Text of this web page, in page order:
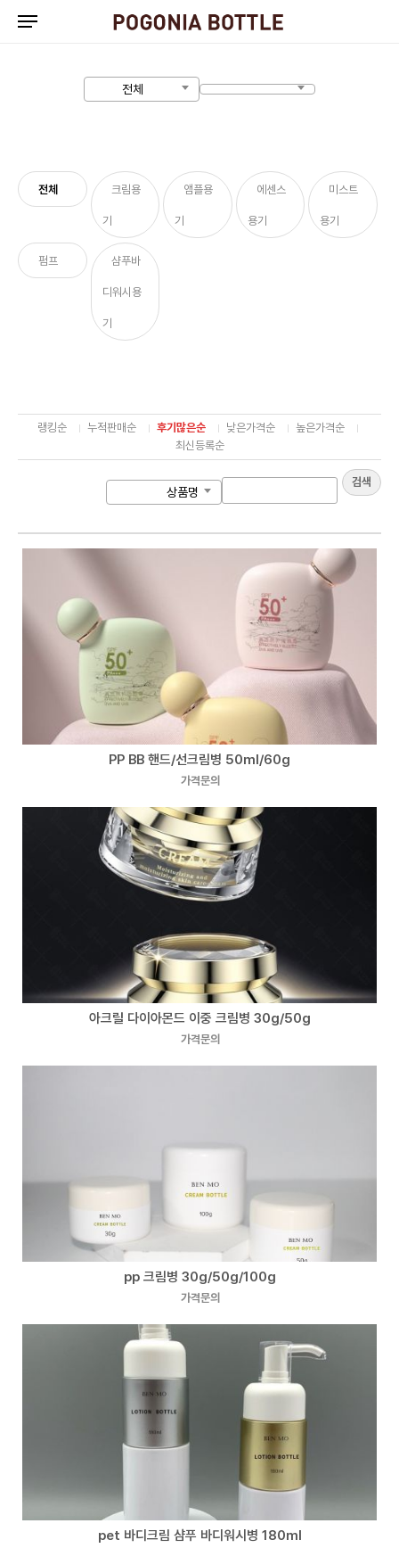
전체
전체 크림용
기
앰플용
기
에센스
용기
미스트
용기
펌프 샴푸바
디워시용
기
랭킹순 누적판매순 후기많은순 낮은가격순
높은가격순
최신등록순
상품명
검색
PP BB 핸드/선크림병 50ml/60g
가격문의
아크릴 다이아몬드 이중 크림병 30g/50g
가격문의
pp 크림병 30g/50g/100g
가격문의
pet 바디크림 샴푸 바디워시병 180ml